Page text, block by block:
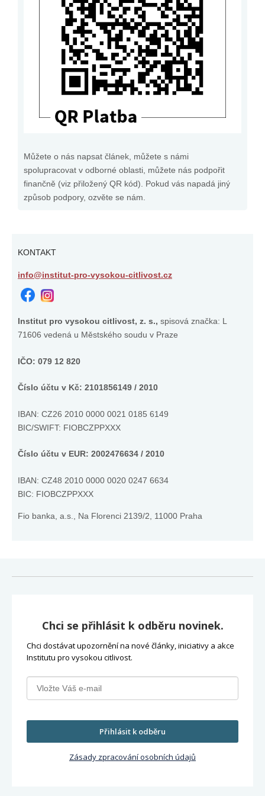
Můžete o nás napsat článek, můžete s námi
spolupracovat v odborné oblasti, můžete nás podpořit
finančně (viz přiložený QR kód). Pokud vás napadá jiný
způsob podpory, ozvěte se nám.
KONTAKT
info@institut-pro-vysokou-citlivost.cz
Institut pro vysokou citlivost, z. s., spisová značka: L
71606 vedená u Městského soudu v Praze
IČO: 079 12 820
Číslo účtu v Kč: 2101856149 / 2010
IBAN: CZ26 2010 0000 0021 0185 6149
BIC/SWIFT: FIOBCZPPXXX
Číslo účtu v EUR: 2002476634 / 2010
IBAN: CZ48 2010 0000 0020 0247 6634
BIC: FIOBCZPPXXX
Fio banka, a.s., Na Florenci 2139/2, 11000 Praha
Chci se přihlásit k odběru novinek.
Chci dostávat upozornění na nové články, iniciativy a akce
Institutu pro vysokou citlivost.
Přihlásit k odběru
Zásady zpracování osobních údajů